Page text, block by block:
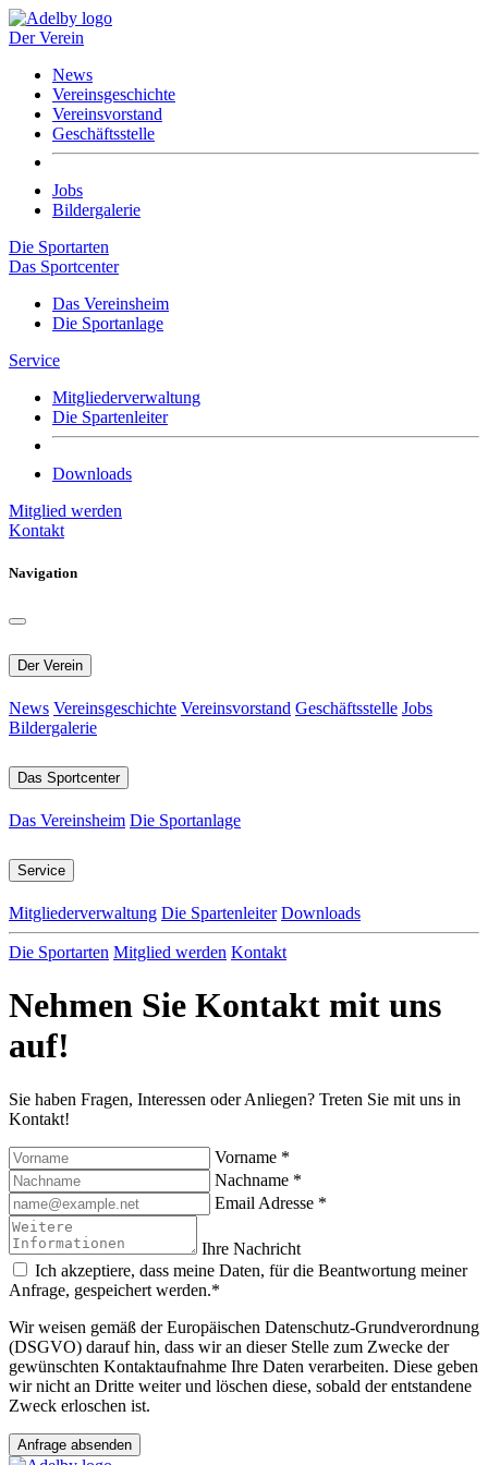
Der Verein
News
Vereinsgeschichte
Vereinsvorstand
Geschäftsstelle
Jobs
Bildergalerie
Die Sportarten
Das Sportcenter
Das Vereinsheim
Die Sportanlage
Service
Mitgliederverwaltung
Die Spartenleiter
Downloads
Mitglied werden
Kontakt
Navigation
Der Verein
News Vereinsgeschichte Vereinsvorstand Geschäftsstelle Jobs
Bildergalerie
Das Sportcenter
Das Vereinsheim Die Sportanlage
Service
Mitgliederverwaltung Die Spartenleiter Downloads
Die Sportarten Mitglied werden Kontakt
Nehmen Sie Kontakt mit uns
auf!
Sie haben Fragen, Interessen oder Anliegen? Treten Sie mit uns in
Kontakt!
Vorname *
Nachname *
Email Adresse *
Ihre Nachricht
Ich akzeptiere, dass meine Daten, für die Beantwortung meiner
Anfrage, gespeichert werden.*
Wir weisen gemäß der Europäischen Datenschutz-Grundverordnung
(DSGVO) darauf hin, dass wir an dieser Stelle zum Zwecke der
gewünschten Kontaktaufnahme Ihre Daten verarbeiten. Diese geben
wir nicht an Dritte weiter und löschen diese, sobald der entstandene
Zweck erloschen ist.
Anfrage absenden